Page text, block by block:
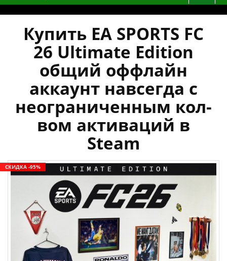
Купить EA SPORTS FC
26 Ultimate Edition
общий оффлайн
аккаунт навсегда с
неограниченным кол-
вом активаций в
Steam
СКИДКА -95%